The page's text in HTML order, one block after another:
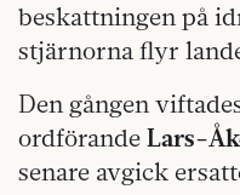
beskattningen på
stjärnorna flyr
Den gången
ordförande Lars-
senare avgick